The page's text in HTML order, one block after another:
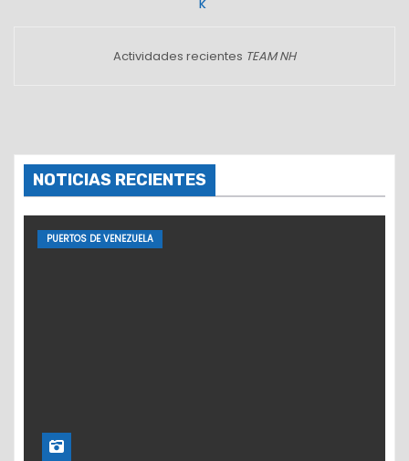
Actividades recientes TEAM NH
NOTICIAS RECIENTES
PUERTOS DE VENEZUELA